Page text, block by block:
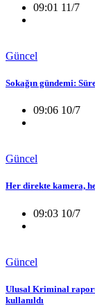
09:01 11/7
Güncel
Sokağın gündemi:
09:06 10/7
Güncel
Her direkte kamera,
09:03 10/7
Güncel
Ulusal Kriminal
kullanıldı